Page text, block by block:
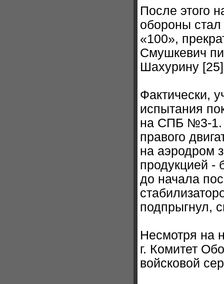
После этого
обороны стал
«100»,
Смушкевич
Шахурину
Фактически,
испытания
на СПБ №3-1.
правого
на аэродром
продукцией -
до начала
подпрыгнул,
Несмотря на
г. Комитет
войсковой